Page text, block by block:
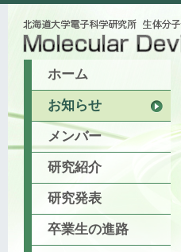
ホーム
お知らせ
メンバー
研究紹介
研究発表
卒業生の進路